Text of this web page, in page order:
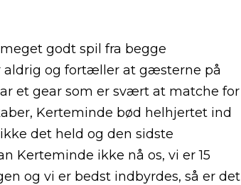
godt spil fra begge
aldrig og fortæller at gæsterne på
et gear som er svært at matche for
Kerteminde bød helhjertet ind
det held og den sidste
Kerteminde ikke nå os, vi er 15
og vi er bedst indbyrdes, så er det